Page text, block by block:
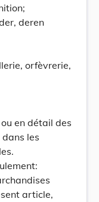
deren
orfèvrerie,
en détail des
les
article,